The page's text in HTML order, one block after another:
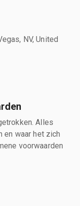
NV, United
Alles
en waar het zich
voorwaarden